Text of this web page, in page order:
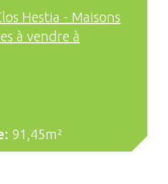
Hestia - Maisons
à vendre à
91,45m²